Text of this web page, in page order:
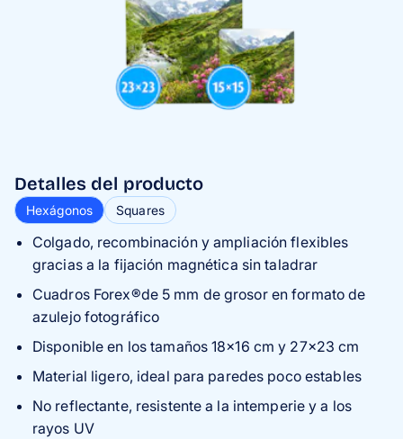
Detalles del producto
Hexágonos Squares
Colgado, recombinación y ampliación flexibles
gracias a la fijación magnética sin taladrar
Cuadros Forex®de 5 mm de grosor en formato de
azulejo fotográfico
Disponible en los tamaños 18×16 cm y 27×23 cm
Material ligero, ideal para paredes poco estables
No reflectante, resistente a la intemperie y a los
rayos UV